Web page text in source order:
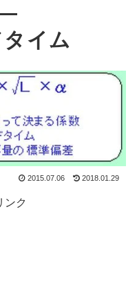
イム
2015.07.06 2018.01.29
ンク